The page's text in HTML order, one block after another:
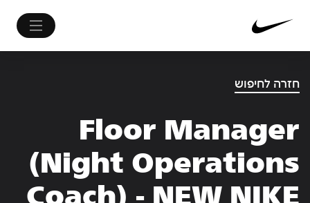
חזרה לחיפוש
Floor Manager
(Night Operations